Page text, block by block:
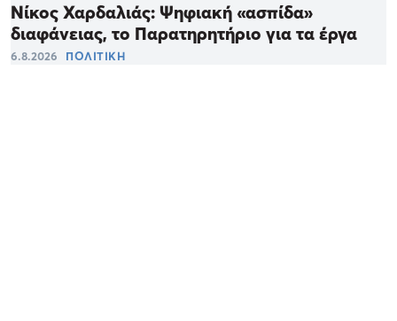
Νίκος Χαρδαλιάς: Ψηφιακή «ασπίδα»
διαφάνειας, το Παρατηρητήριο για τα έργα
6.8.2026 ΠΟΛΙΤΙΚΗ